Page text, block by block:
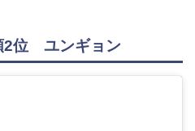
2位 ユンギョン